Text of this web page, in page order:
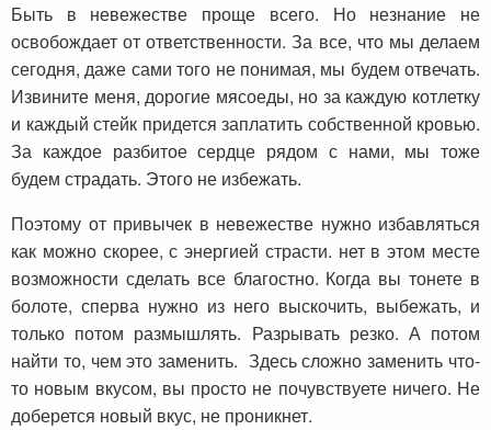
Быть в невежестве проще всего. Но незнание не
освобождает от ответственности. За все, что мы делаем
сегодня, даже сами того не понимая, мы будем отвечать.
Извините меня, дорогие мясоеды, но за каждую котлетку
и каждый стейк придется заплатить собственной кровью.
За каждое разбитое сердце рядом с нами, мы тоже
будем страдать. Этого не избежать.
Поэтому от привычек в невежестве нужно избавляться
как можно скорее, с энергией страсти. нет в этом месте
возможности сделать все благостно. Когда вы тонете в
болоте, сперва нужно из него выскочить, выбежать, и
только потом размышлять. Разрывать резко. А потом
найти то, чем это заменить. Здесь сложно заменить что-
то новым вкусом, вы просто не почувствуете ничего. Не
доберется новый вкус, не проникнет.